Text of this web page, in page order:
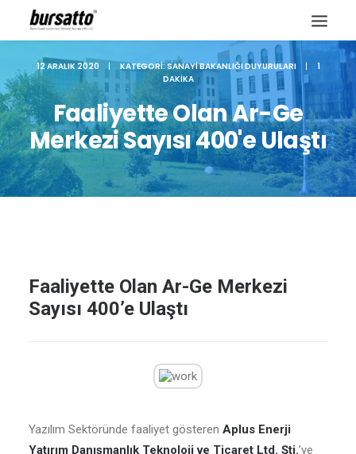
Site içi arama
12 ARALIK 2020 | KATEGORI:SANAYI BAKANLIĞI DUYURULARI |
1
DAKIKA
Faaliyette Olan Ar-Ge
Merkezi Sayısı 400'e Ulaştı
Faaliyette Olan Ar-Ge Merkezi
Sayısı 400’e Ulaştı
Yazılım Sektöründe faaliyet gösteren Aplus Enerji
Yatırım Danışmanlık Teknoloji ve Ticaret Ltd. Şti.’ye